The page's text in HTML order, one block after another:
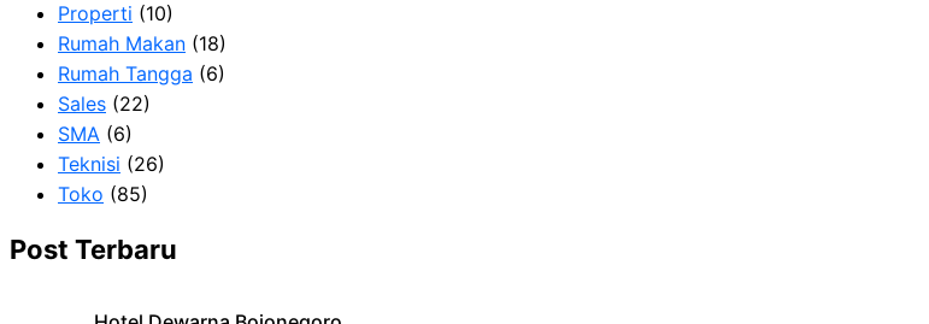
Properti (10)
Rumah Makan (18)
Rumah Tangga (6)
Sales (22)
SMA (6)
Teknisi (26)
Toko (85)
Post Terbaru